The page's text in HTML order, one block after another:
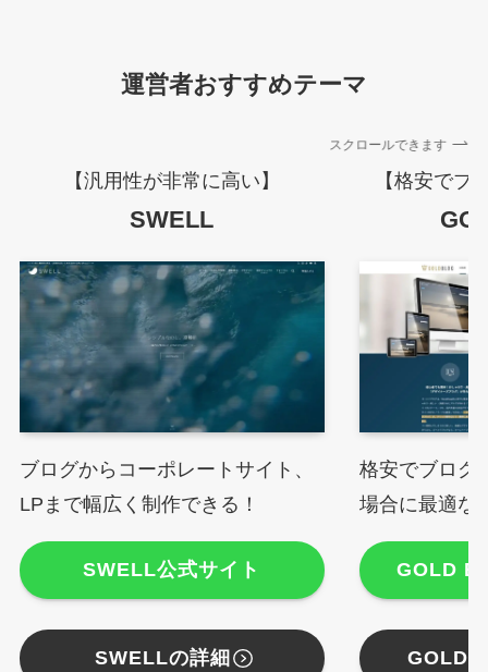
運営者おすすめテーマ
スクロールできます
【汎用性が非常に高い】
SWELL
ブログからコーポレートサイト、
LPまで幅広く制作できる！
SWELL公式サイト
SWELLの詳細
【格安でブ
格安でブログ
場合に最適な
GOLD
GOLD